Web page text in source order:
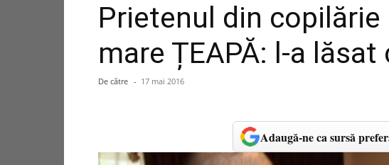
Prietenul din copilărie
mare ȚEAPĂ: l-a
De către - 17 mai 2016
Adaugă-ne ca sursă